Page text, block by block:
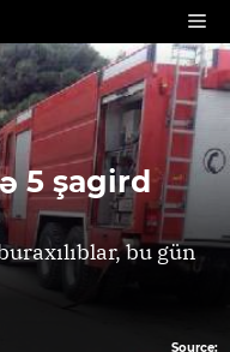
5 şagird
bu gün
Source: